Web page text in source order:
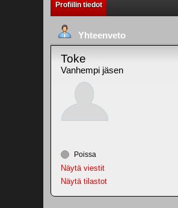
Profiilin tiedot
Yhteenveto
Toke
Vanhempi jäsen
Poissa
Näytä viestit
Näytä tilastot